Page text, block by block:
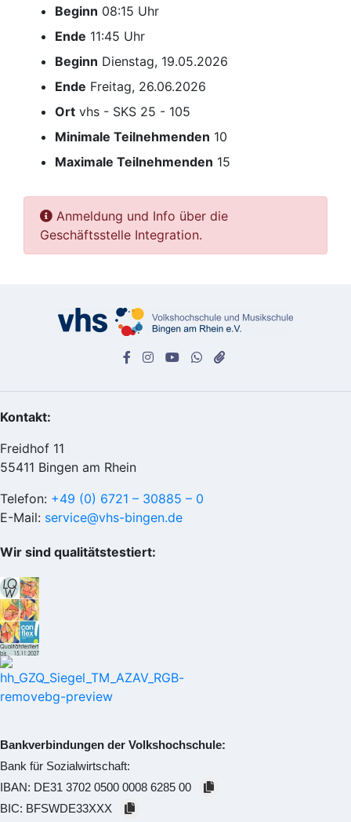
Beginn 08:15 Uhr
Ende 11:45 Uhr
Beginn Dienstag, 19.05.2026
Ende Freitag, 26.06.2026
Ort vhs - SKS 25 - 105
Minimale Teilnehmenden 10
Maximale Teilnehmenden 15
Anmeldung und Info über die
Geschäftsstelle Integration.
Kontakt:
Freidhof 11
55411 Bingen am Rhein
Telefon: +49 (0) 6721 – 30885 – 0
E-Mail: service@vhs-bingen.de
Wir sind qualitätstestiert:
Bankverbindungen der Volkshochschule:
Bank für Sozialwirtschaft:
IBAN: DE31 3702 0500 0008 6285 00
BIC: BFSWDE33XXX